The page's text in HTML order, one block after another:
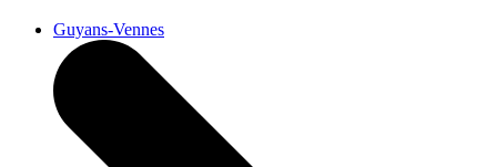
Guyans-Vennes